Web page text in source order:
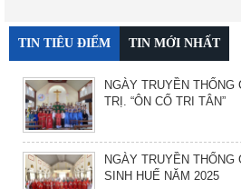
TIN TIÊU ĐIỂM TIN MỚI NHẤT
NGÀY TRUYỀN THỐNG
TRỊ. “ÔN CỐ TRI TÂN”
NGÀY TRUYỀN
SINH HUẾ NĂM 2025